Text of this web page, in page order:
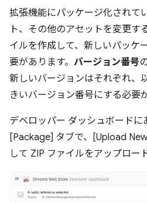
拡張機能にパッケージ化されて
ト、その他のアセットを変更す
イルを作成して、新しいパッケ
要があります。 バージョン番号
新しいバージョンはそれぞれ、
きいバージョン番号にする必要
デベロッパー ダッシュボードに
[Package] タブで、[Upload
して ZIP ファイルをアップロー